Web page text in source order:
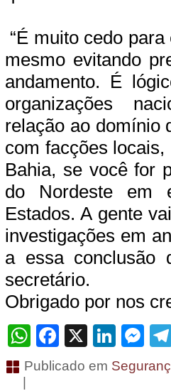
“É muito cedo
mesmo evitando
andamento. É
organizações
relação ao domínio
com facções
Bahia, se você for
do Nordeste em
Estados. A gente
investigações em
a essa conclusão
secretário.
Obrigado por nos
WhatsApp
Facebook
X
Publicado em